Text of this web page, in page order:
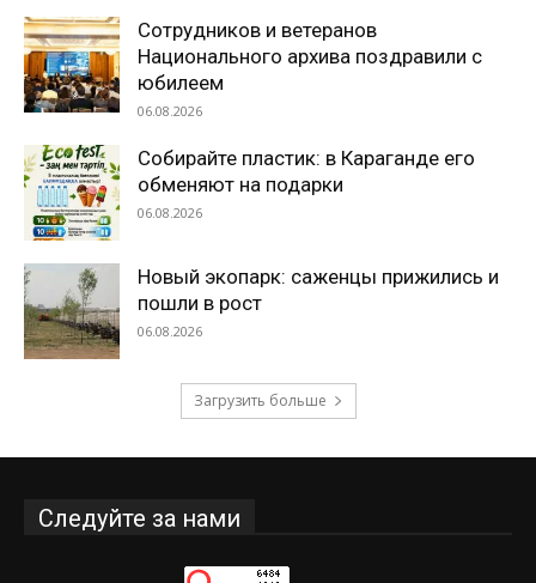
Сотрудников и ветеранов
Национального архива поздравили с
юбилеем
06.08.2026
Собирайте пластик: в Караганде его
обменяют на подарки
06.08.2026
Новый экопарк: саженцы прижились и
пошли в рост
06.08.2026
Загрузить больше
Следуйте за нами